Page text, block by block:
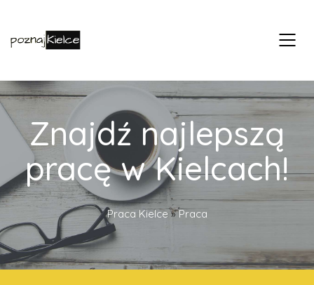
Znajdź najlepszą
pracę w Kielcach!
Praca Kielce»Praca